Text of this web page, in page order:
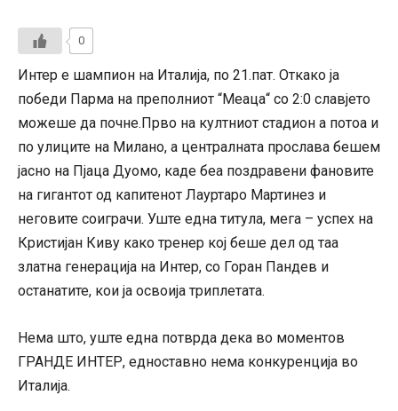
0
Интер е шампион на Италија, по 21.пат. Откако ја
победи Парма на преполниот “Меаца“ со 2:0 славјето
можеше да почне.Прво на култниот стадион а потоа и
по улиците на Милано, а централната прослава бешем
јасно на Пјаца Дуомо, каде беа поздравени фановите
на гигантот од капитенот Лауртаро Мартинез и
неговите соиграчи. Уште една титула, мега – успех на
Кристијан Киву како тренер кој беше дел од таа
златна генерација на Интер, со Горан Пандев и
останатите, кои ја освоија триплетата.
Нема што, уште една потврда дека во моментов
ГРАНДЕ ИНТЕР, едноставно нема конкуренција во
Италија.